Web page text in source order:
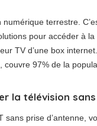
numérique terrestre.
pour accéder à
TV d’une box
couvre 97% de la
la télévision
sans prise d’antenne,